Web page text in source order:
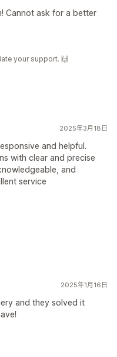
Cannot ask for a better
your support. 🙌
2025年3月18日
and helpful.
with clear and precise
and
service
2025年1月16日
and they solved it